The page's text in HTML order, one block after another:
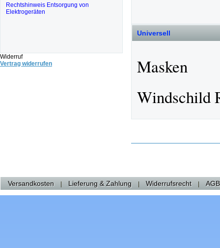
Rechtshinweis Entsorgung von
Elektrogeräten
Widerruf
Vertrag widerrufen
Universell
Masken
Windschild
Versandkosten Lieferung & Zahlung Widerrufsrecht AGB